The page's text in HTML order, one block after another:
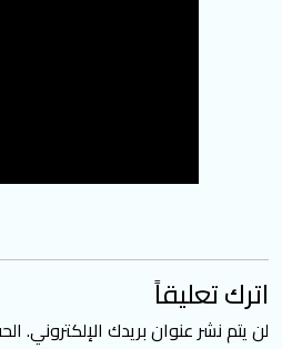
اترك تعليقاً
لن يتم نشر عنوان بريدك الإلكتروني.